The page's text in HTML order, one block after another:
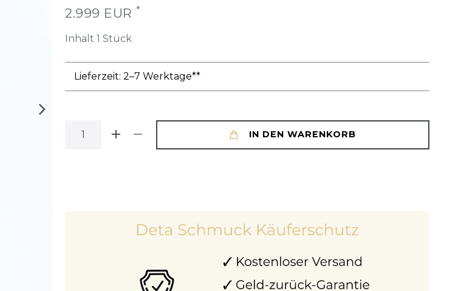
2.999 EUR *
Inhalt 1 Stück
Lieferzeit: 2–7 Werktage**
IN DEN WARENKORB